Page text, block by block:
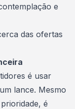
e
das ofertas
é usar
lance. Mesmo
é